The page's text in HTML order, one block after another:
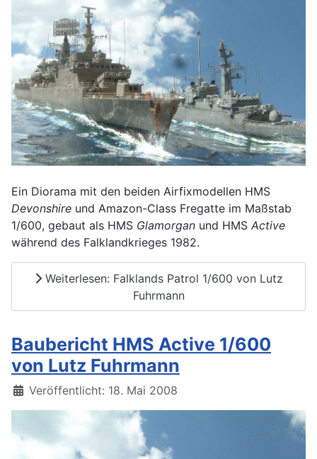
Ein Diorama mit den beiden Airfixmodellen HMS
Devonshire und Amazon-Class Fregatte im Maßstab
1/600, gebaut als HMS Glamorgan und HMS Active
während des Falklandkrieges 1982.
Weiterlesen: Falklands Patrol 1/600 von Lutz
Fuhrmann
Baubericht HMS Active 1/600
von Lutz Fuhrmann
Details
Veröffentlicht: 18. Mai 2008